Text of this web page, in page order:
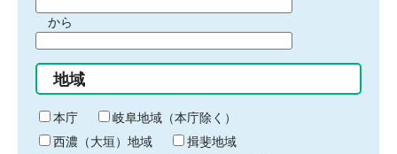
間
始
り
から
間
終
わ
り
地域
本庁
岐阜地域（本庁除く）
西濃（大垣）地域
揖斐地域